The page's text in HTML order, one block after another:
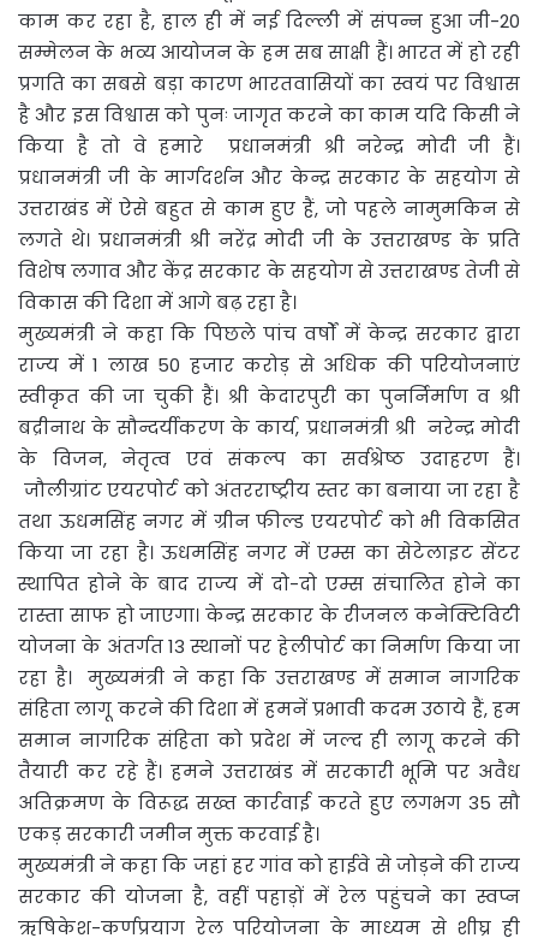
काम कर रहा है, हाल ही में नई दिल्ली में संपन्न हुआ जी-20
सम्मेलन के भव्य आयोजन के हम सब साक्षी हैं। भारत में हो रही
प्रगति का सबसे बड़ा कारण भारतवासियों का स्वयं पर विश्वास
है और इस विश्वास को पुनः जागृत करने का काम यदि किसी ने
किया है तो वे हमारे प्रधानमंत्री श्री नरेन्द्र मोदी जी हैं।
प्रधानमंत्री जी के मार्गदर्शन और केन्द्र सरकार के सहयोग से
उत्तराखंड में ऐसे बहुत से काम हुए हैं, जो पहले नामुमकिन से
लगते थे। प्रधानमंत्री श्री नरेंद्र मोदी जी के उत्तराखण्ड के प्रति
विशेष लगाव और केंद्र सरकार के सहयोग से उत्तराखण्ड तेजी से
विकास की दिशा में आगे बढ़ रहा है।
मुख्यमंत्री ने कहा कि पिछले पांच वर्षों में केन्द्र सरकार द्वारा
राज्य में 1 लाख 50 हजार करोड़ से अधिक की परियोजनाएं
स्वीकृत की जा चुकी हैं। श्री केदारपुरी का पुनर्निर्माण व श्री
बद्रीनाथ के सौन्दर्यीकरण के कार्य, प्रधानमंत्री श्री नरेन्द्र मोदी
के विजन, नेतृत्व एवं संकल्प का सर्वश्रेष्ठ उदाहरण हैं।
जौलीग्रांट एयरपोर्ट को अंतरराष्ट्रीय स्तर का बनाया जा रहा है
तथा ऊधमसिंह नगर में ग्रीन फील्ड एयरपोर्ट को भी विकसित
किया जा रहा है। ऊधमसिंह नगर में एम्स का सेटेलाइट सेंटर
स्थापित होने के बाद राज्य में दो-दो एम्स संचालित होने का
रास्ता साफ हो जाएगा। केन्द्र सरकार के रीजनल कनेक्टिविटी
योजना के अंतर्गत 13 स्थानों पर हेलीपोर्ट का निर्माण किया जा
रहा है। मुख्यमंत्री ने कहा कि उत्तराखण्ड में समान नागरिक
संहिता लागू करने की दिशा में हमनें प्रभावी कदम उठाये हैं, हम
समान नागरिक संहिता को प्रदेश में जल्द ही लागू करने की
तैयारी कर रहे हैं। हमने उत्तराखंड में सरकारी भूमि पर अवैध
अतिक्रमण के विरूद्ध सख्त कार्रवाई करते हुए लगभग 35 सौ
एकड़ सरकारी जमीन मुक्त करवाई है।
मुख्यमंत्री ने कहा कि जहां हर गांव को हाईवे से जोड़ने की राज्य
सरकार की योजना है, वहीं पहाड़ों में रेल पहुंचने का स्वप्न
ऋषिकेश-कर्णप्रयाग रेल परियोजना के माध्यम से शीघ्र ही